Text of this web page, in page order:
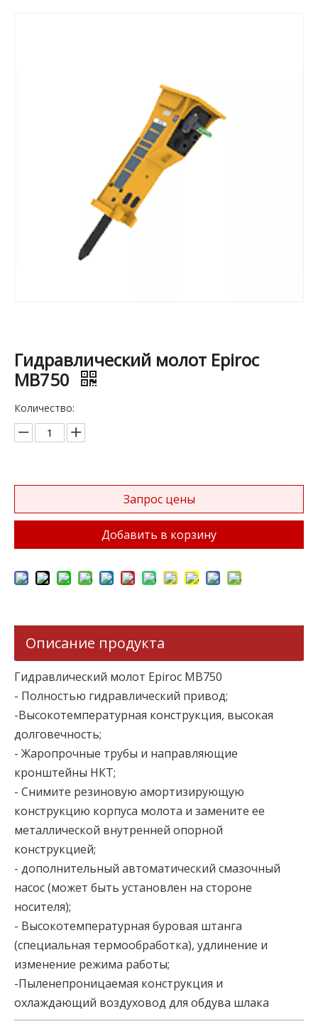
Гидравлический молот Epiroc
MB750
Количество:
Запрос цены
Добавить в корзину
Описание продукта
Гидравлический молот Epiroc MB750
- Полностью гидравлический привод;
-Высокотемпературная конструкция, высокая
долговечность;
- Жаропрочные трубы и направляющие
кронштейны НКТ;
- Снимите резиновую амортизирующую
конструкцию корпуса молота и замените ее
металлической внутренней опорной
конструкцией;
- дополнительный автоматический смазочный
насос (может быть установлен на стороне
носителя);
- Высокотемпературная буровая штанга
(специальная термообработка), удлинение и
изменение режима работы;
-Пыленепроницаемая конструкция и
охлаждающий воздуховод для обдува шлака